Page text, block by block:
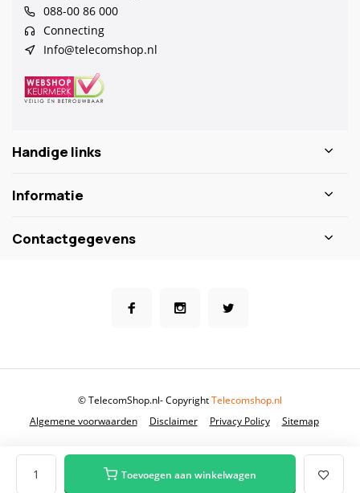
Toevoegen aan winkelwagen
088-00 86 000
Connecting
Info@telecomshop.nl
Handige links
Informatie
Contactgegevens
Algemene voorwaarden Disclaimer Privacy Policy Sitemap
© TelecomShop.nl- CopyrightTelecomshop.nl